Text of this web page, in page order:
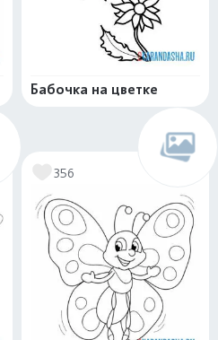
Бабочка на цветке
356